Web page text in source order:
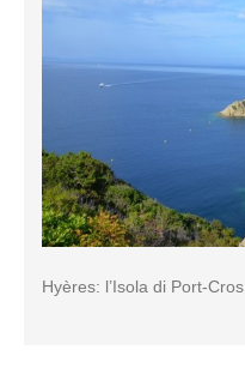
Hyères: l’Isola di Port-Cros